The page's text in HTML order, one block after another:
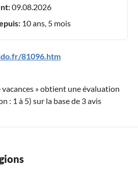
09.08.2026
10 ans, 5 mois
81096.htm
» obtient une évaluation
: 1 à 5) sur la base de 3avis